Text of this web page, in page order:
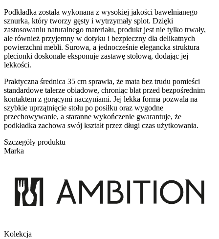
Podkładka została wykonana z wysokiej jakości bawełnianego
sznurka, który tworzy gęsty i wytrzymały splot. Dzięki
zastosowaniu naturalnego materiału, produkt jest nie tylko trwały,
ale również przyjemny w dotyku i bezpieczny dla delikatnych
powierzchni mebli. Surowa, a jednocześnie elegancka struktura
plecionki doskonale eksponuje zastawę stołową, dodając jej
lekkości.
Praktyczna średnica 35 cm sprawia, że mata bez trudu pomieści
standardowe talerze obiadowe, chroniąc blat przed bezpośrednim
kontaktem z gorącymi naczyniami. Jej lekka forma pozwala na
szybkie uprzątnięcie stołu po posiłku oraz wygodne
przechowywanie, a staranne wykończenie gwarantuje, że
podkładka zachowa swój kształt przez długi czas użytkowania.
Szczegóły produktu
Marka
Kolekcja